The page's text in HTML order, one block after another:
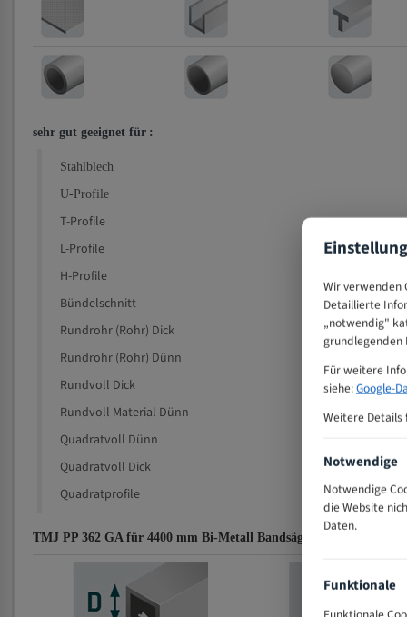
sehr gut geeignet für :
Stahlblech
U-Profile
T-Profile
L-Profile
H-Profile
Bündelschnitt
Rundrohr (Rohr) Dick
Rundrohr (Rohr) Dünn
Rundvoll Dick
Rundvoll Material Dünn
Quadratvoll Dünn
Quadratvoll Dick
Quadratprofile
TMJ PP 362 GA für 4400 mm Bi-Metall Bandsägeblätter
Wir verwenden
Detaillierte
„notwendig"
grundlegenden
Für weitere
siehe:Google-
Weitere Details
Notwendige
Notwendige
die Website
Daten.
Funktionale